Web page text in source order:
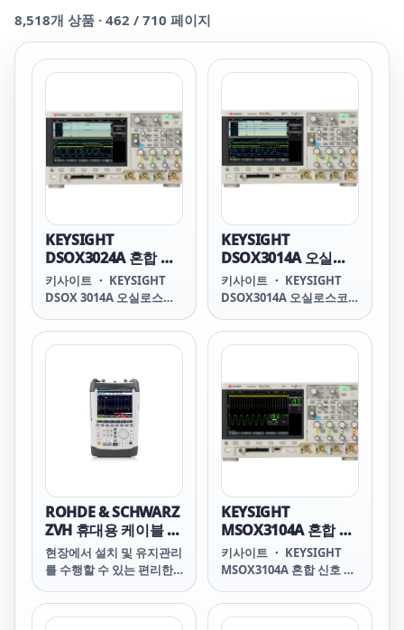
8,518개 상품 · 462 / 710 페이지
KEYSIGHT
DSOX3024A 혼합 신
호 오실로스코프: 200
MHz, 아날로그 4채널
키사이트 ・ KEYSIGHT
DSOX 3014A 오실로스코
DSOX3014A
Oscilloscope: 100 MHz, 4
200 MHz 아날로그 4채널 +
디지털 16채널 8.5인치의
WVGA 디스플레이로 간편
하게 신호 분석 최대 4
Mpts의 메모리로 더 많은
wfms/s의 업데이트 속도
로 더 많은 신호를 상세하
게 확인 완전한 업그레이드
의 용이성으로 측정 성능
확장. 대역폭, 메모리, , 20
MHz 임의 파형 발생기
(WaveGen), 3
KEYSIGHT
DSOX3014A 오실로
스코프: 100 MHz, 4채
널
키사이트 ・ KEYSIGHT
DSOX3014A 오실로스코
DSOX3014A
Oscilloscope: 100 MHz, 4
100 MHz 아날로그 4채널
8.5인치의 WVGA 디스플
레이로 간편하게 신호 분석
최대 4 Mpts의 메모리로
더 많은 데이터 수집
이트 속도로 더 많은 신호
를 상세하게 확인 완전한
업그레이드의 용이성으로
측정 성능 확장. 대역폭, 메
모리, 디지털 채널, 20 MHz
임의 파형 발생기
(WaveGen), 3디지트 전압
ROHDE & SCHWARZ
ZVH 휴대용 케이블 및
안테나 분석기
현장에서 설치 및 유지관리
를 수행할 수 있는 편리한
단한 설명서
KEYSIGHT
MSOX3104A 혼합 신
호 오실로스코프: 1
GHz, 아날로그 4채널
키사이트 ・ KEYSIGHT
MSOX3104A 혼합 신호 오
그 4채널 + 디지털 16채널
MSOX3104A Mixed